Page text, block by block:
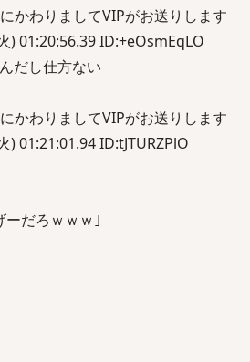
かわりましてVIPがお送りします
) 01:20:56.39 ID:+eOsmEqLO
だし仕方ない
かわりましてVIPがお送りします
01:21:01.94 ID:tJTURZPlO
だろｗｗｗ｣